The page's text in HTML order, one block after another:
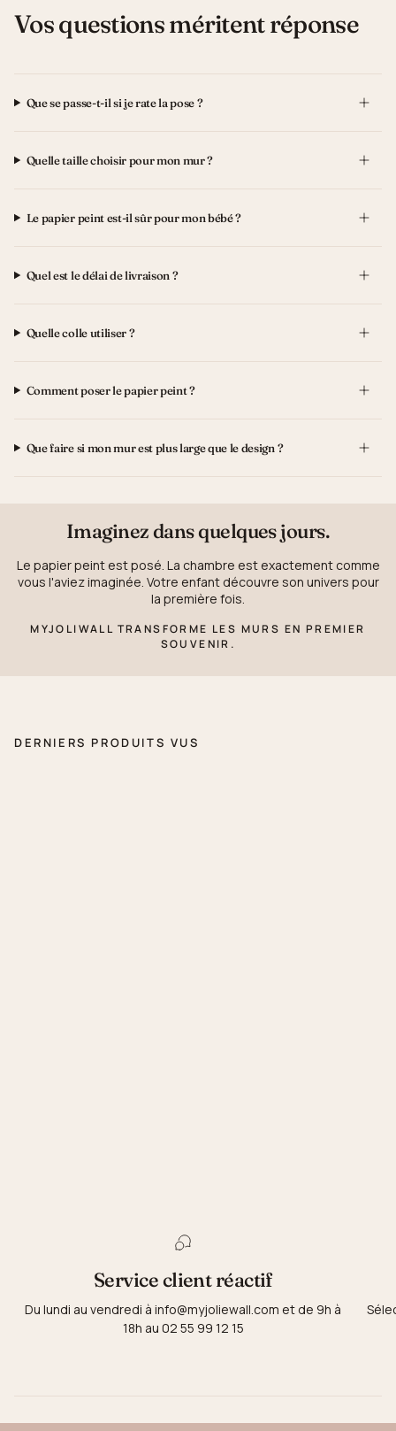
Vos questions méritent réponse
Que se passe-t-il si je rate la pose ?
Quelle taille choisir pour mon mur ?
Le papier peint est-il sûr pour mon bébé ?
Quel est le délai de livraison ?
Quelle colle utiliser ?
Comment poser le papier peint ?
Que faire si mon mur est plus large que le design ?
Imaginez dans quelques jours.
Le papier peint est posé. La chambre est exactement comme
vous l'aviez imaginée. Votre enfant découvre son univers pour
la première fois.
MYJOLIWALL TRANSFORME LES MURS EN PREMIER
SOUVENIR.
DERNIERS PRODUITS VUS
Service client réactif
Du lundi au vendredi à info@myjoliewall.com et de 9h à
18h au 02 55 99 12 15